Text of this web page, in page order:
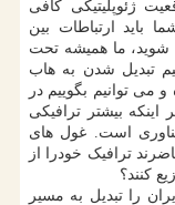
ژئوپلیتیکی کافی
باید ارتباطات بین
شوید، ما همیشه تحت
تبدیل شدن به هاب
می توانیم بگوییم در
بیشتر ترافیکی
است. غول های
ترافیک خودرا از
کنند؟
را تبدیل به مسیر